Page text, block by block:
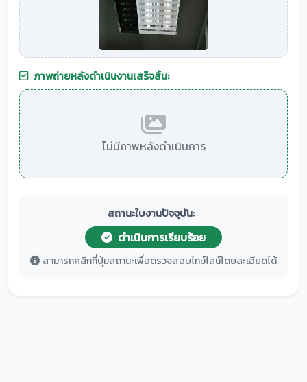
ภาพถ่ายหลังดำเนินงานเสร็จสิ้น:
ไม่มีภาพหลังดำเนินการ
สถานะใบงานปัจจุบัน:
ดำเนินการเรียบร้อย
สามารถคลิกที่ปุ่มสถานะเพื่อตรวจสอบไทม์ไลน์โดยละเอียดได้